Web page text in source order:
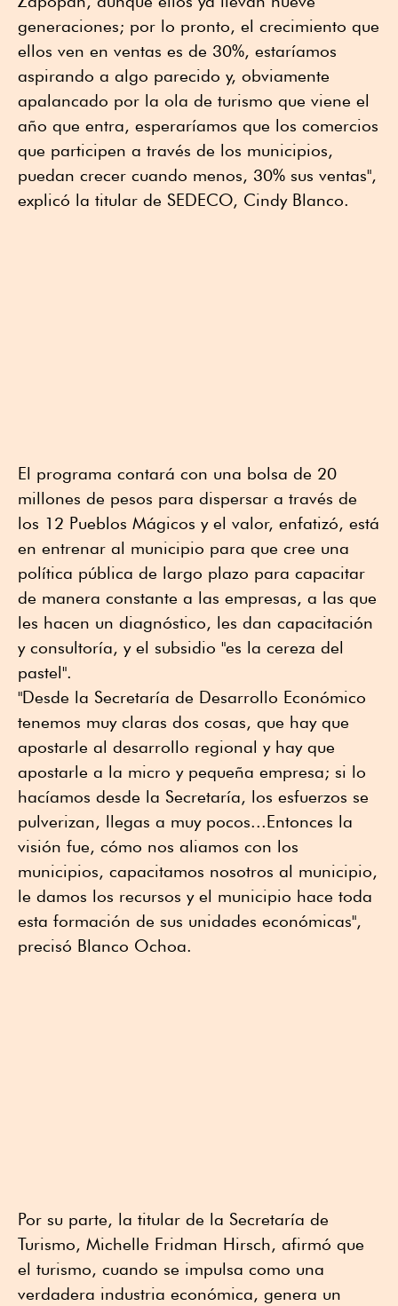
generaciones; por lo pronto, el crecimiento que
ellos ven en ventas es de 30%, estaríamos
aspirando a algo parecido y, obviamente
apalancado por la ola de turismo que viene el
año que entra, esperaríamos que los comercios
que participen a través de los municipios,
puedan crecer cuando menos, 30% sus ventas",
explicó la titular de SEDECO, Cindy Blanco.
El programa contará con una bolsa de 20
millones de pesos para dispersar a través de
los 12 Pueblos Mágicos y el valor, enfatizó, está
en entrenar al municipio para que cree una
política pública de largo plazo para capacitar
de manera constante a las empresas, a las que
les hacen un diagnóstico, les dan capacitación
y consultoría, y el subsidio "es la cereza del
pastel".
"Desde la Secretaría de Desarrollo Económico
tenemos muy claras dos cosas, que hay que
apostarle al desarrollo regional y hay que
apostarle a la micro y pequeña empresa; si lo
hacíamos desde la Secretaría, los esfuerzos se
pulverizan, llegas a muy pocos...Entonces la
visión fue, cómo nos aliamos con los
municipios, capacitamos nosotros al municipio,
le damos los recursos y el municipio hace toda
esta formación de sus unidades económicas",
precisó Blanco Ochoa.
Por su parte, la titular de la Secretaría de
Turismo, Michelle Fridman Hirsch, afirmó que
el turismo, cuando se impulsa como una
verdadera industria económica, genera un